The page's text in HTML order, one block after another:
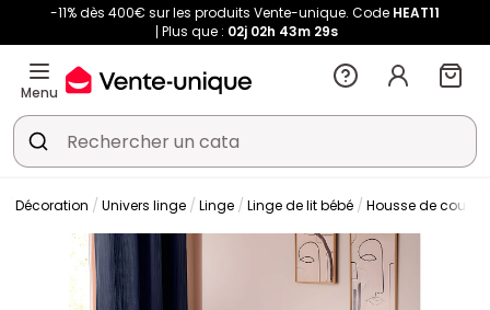
-11% dès 400€ sur les produits Vente-unique. Code HEAT11
Plus que : 02j 02h 43m 28s
Menu
Décoration Univers linge Linge Linge de lit bébé Housse de couette